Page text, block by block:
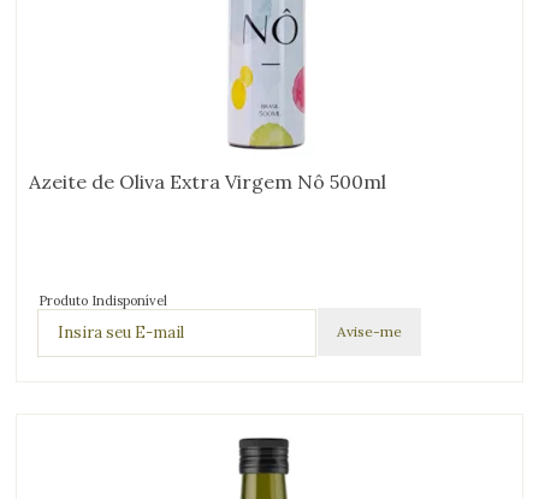
Azeite de Oliva Extra Virgem Nô 500ml
Produto Indisponível